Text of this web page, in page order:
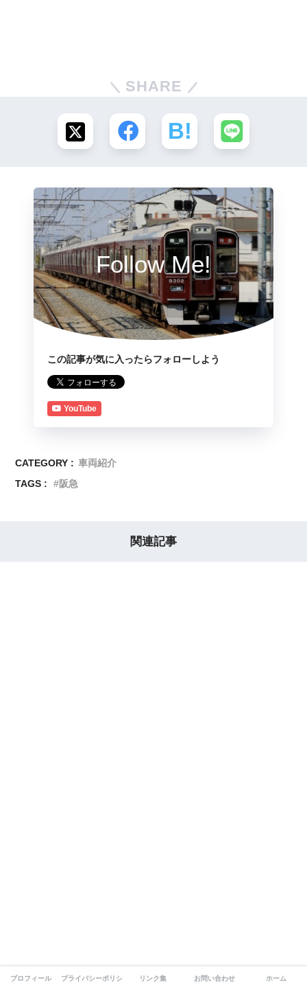
SHARE
Follow Me!
この記事が気に入ったらフォローしよう
YouTube
CATEGORY : 車両紹介
TAGS :
阪急
関連記事
プロフィール プライバシーポリシー リンク集 お問い合わせ ホーム